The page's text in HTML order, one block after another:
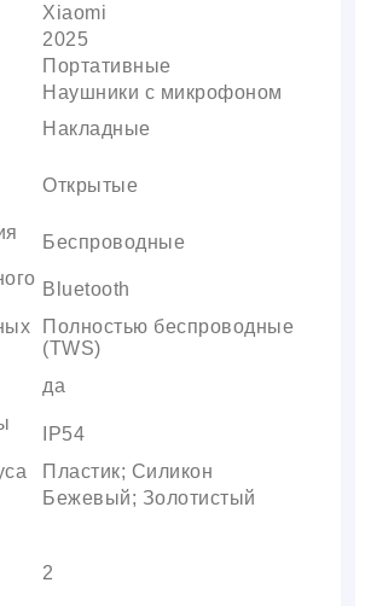
Xiaomi
2025
Портативные
Наушники с микрофоном
Накладные
Открытые
Беспроводные
Bluetooth
Полностью беспроводные
(TWS)
да
IP54
Пластик; Силикон
Бежевый; Золотистый
2